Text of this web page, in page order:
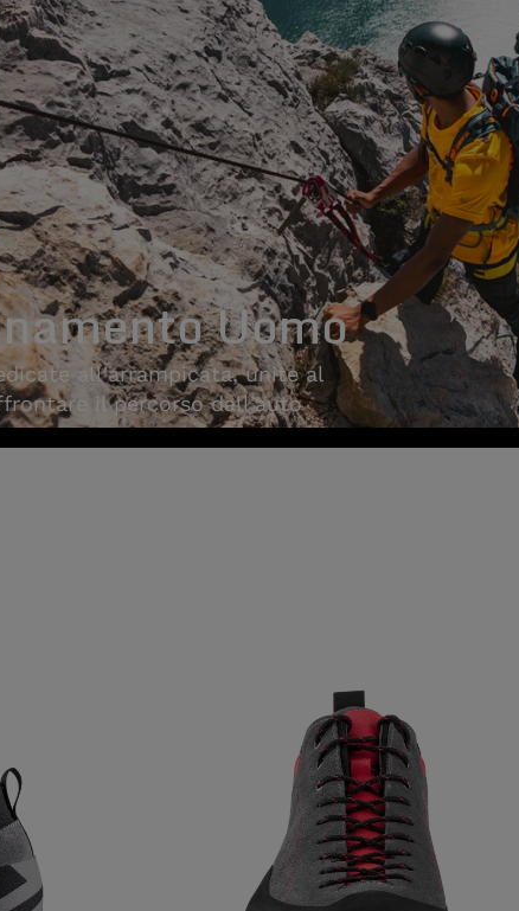
Uomo
all'arrampicata, unite al
il percorso dall'auto